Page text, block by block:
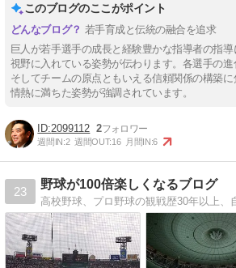
このブログのここがポイント
若手育成と伝統の融合を追求
巨人が若手選手の成長と経験豊かな指導者の指
視野に入れている姿勢が伝わります。各選手の進
そしてチームの原点ともいえる信頼関係の構築
情熱に満ちた姿勢が強調されています。
2099112 2
週間IN:2 週間OUT:16 月間IN:6
23
野球が100倍楽しくなるブログ